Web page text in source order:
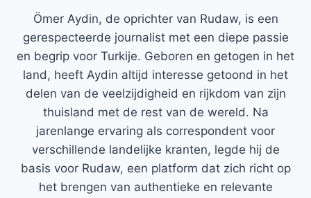
Ömer Aydin, de oprichter van Rudaw, is een
gerespecteerde journalist met een diepe passie
en begrip voor Turkije. Geboren en getogen in het
land, heeft Aydin altijd interesse getoond in het
delen van de veelzijdigheid en rijkdom van zijn
thuisland met de rest van de wereld. Na
jarenlange ervaring als correspondent voor
verschillende landelijke kranten, legde hij de
basis voor Rudaw, een platform dat zich richt op
het brengen van authentieke en relevante